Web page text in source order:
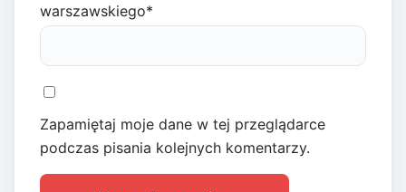
warszawskiego*
Zapamiętaj moje dane w tej przeglądarce
podczas pisania kolejnych komentarzy.